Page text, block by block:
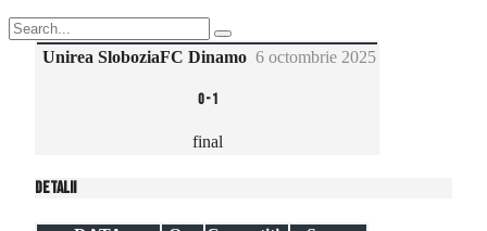
Unirea SloboziaFC Dinamo 6 octombrie 2025
0-1
final
Detalii